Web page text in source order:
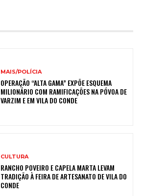
MAIS/POLÍCIA
OPERAÇÃO “ALTA GAMA” EXPÕE ESQUEMA
MILIONÁRIO COM RAMIFICAÇÕES NA PÓVOA DE
VARZIM E EM VILA DO CONDE
CULTURA
RANCHO POVEIRO E CAPELA MARTA LEVAM
TRADIÇÃO À FEIRA DE ARTESANATO DE VILA DO
CONDE